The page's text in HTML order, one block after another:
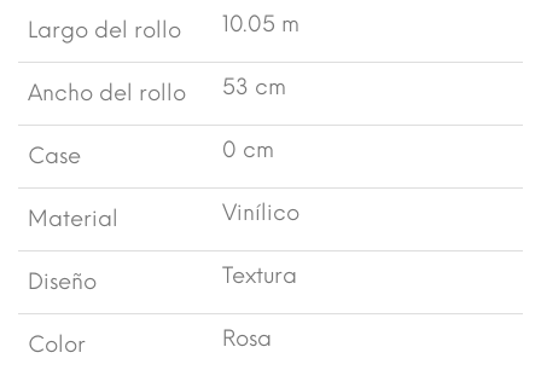
Largo del rollo 10.05 m
Ancho del rollo 53 cm
Case 0 cm
Material Vinílico
Diseño Textura
Color Rosa